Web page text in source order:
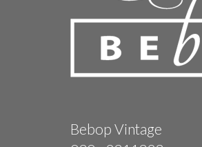
Bebop Vintage